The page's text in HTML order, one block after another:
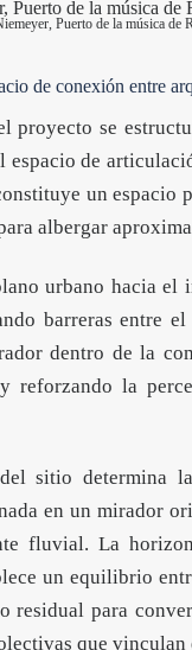
Puerto de la música de
de conexión entre
proyecto se
espacio de
un
albergar
urbano hacia
barreras entre
dentro de la
reforzando la
sitio determina
en un mirador
fluvial. La
un equilibrio
residual para
que